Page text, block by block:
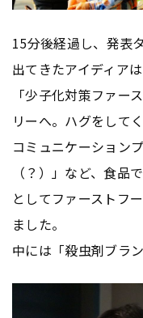
15分後経過し、発表
出てきたアイディア
「少子化対策ファー
リーへ。ハグをして
コミュニケーション
（？）」など、食品
としてファーストフ
ました。
中には「殺虫剤ブラ